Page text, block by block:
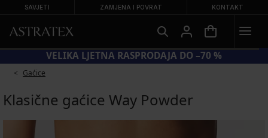
SAVJETI ZAMJENA I POVRAT KONTAKT
KOD SUN20 = −20 % NA SNIŽENE KUPAĆE KOSTIME
Gaćice
Klasične gaćice Way Powder